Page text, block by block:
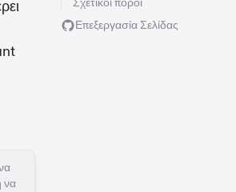
να
Σχετικοί πόροι
Επεξεργασία Σελίδας